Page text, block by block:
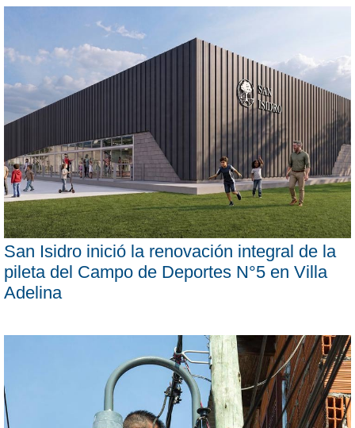
San Isidro inició la renovación integral de la
pileta del Campo de Deportes N°5 en Villa
Adelina